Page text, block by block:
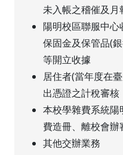
未入帳之稽催及月
陽明校區聯服中心
保固金及保管品(
等開立收據
居住者(當年度在
出憑證之計稅審核
本校學雜費系統
費造冊、離校會辦
其他交辦業務